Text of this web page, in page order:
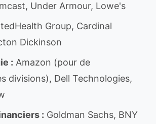
Under Armour, Lowe's
Group, Cardinal
Dickinson
: Amazon (pour de
divisions), Dell Technologies,
: Goldman Sachs, BNY